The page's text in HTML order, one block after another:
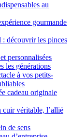
au
gourmande
découvrir les pinces
personnalisées
les générations
à vos petits-
cadeau originale
cuir véritable, l’allié
de sens